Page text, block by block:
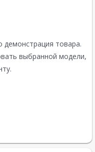
демонстрация товара.
выбранной модели,